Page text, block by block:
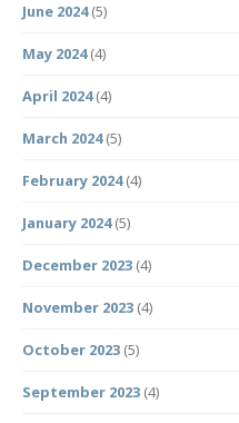
June 2024(5)
May 2024(4)
April 2024(4)
March 2024(5)
February 2024(4)
January 2024(5)
December 2023 (4)
November 2023 (4)
October 2023 (5)
September 2023 (4)